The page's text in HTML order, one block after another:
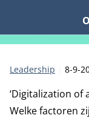
Categorie:
Leadership 8-9-
‘Digitalization of
Welke factoren